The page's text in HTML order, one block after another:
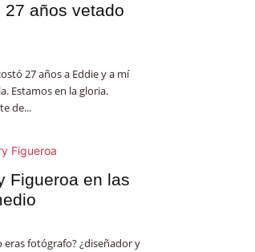
años vetado
27 años a Eddie y a mí
Estamos en la gloria.
de...
Figueroa en las
eras fotógrafo? ¿diseñador y